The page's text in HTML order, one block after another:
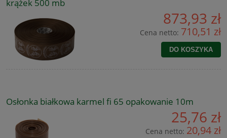
krążek 500 mb
873,93 zł
Cena netto: 710,51 zł
DO KOSZYKA
Osłonka białkowa karmel fi 65 opakowanie 10m
25,76 zł
Cena netto: 20,94 zł